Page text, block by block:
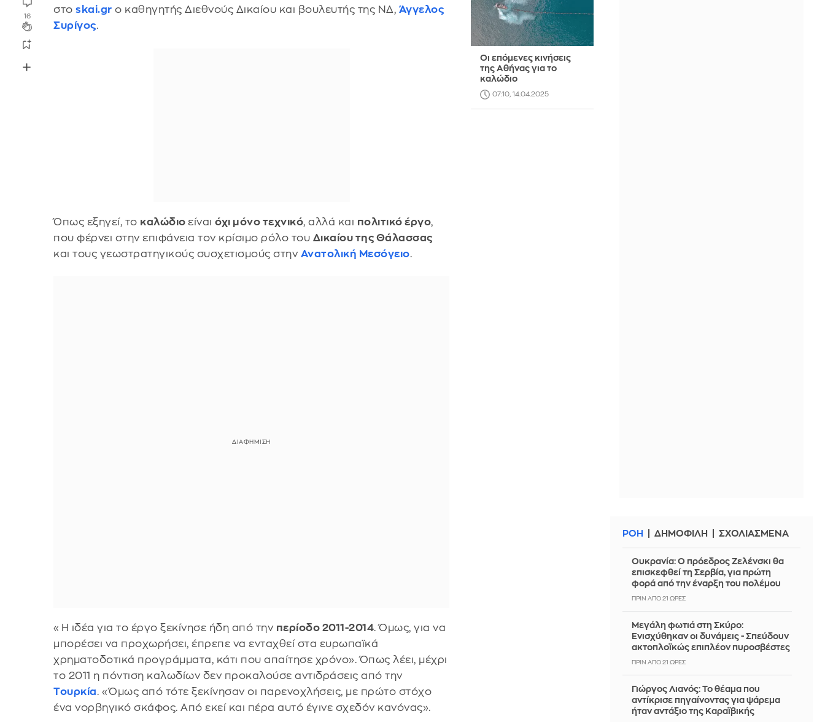
16
στοskai.gr ο καθηγητής Διεθνούς Δικαίου και βουλευτής της ΝΔ, Άγγελος
Συρίγος.
Όπως εξηγεί, το καλώδιοείναιόχι μόνο τεχνικό, αλλά και πολιτικό έργο,
που φέρνει στην επιφάνεια τον κρίσιμο ρόλο του Δικαίου της Θάλασσας
και τους γεωστρατηγικούς συσχετισμούς στην Ανατολική Μεσόγειο.
«Η ιδέα για το έργο ξεκίνησε ήδη από την περίοδο 2011-2014. Όμως, για να
μπορέσει να προχωρήσει, έπρεπε να ενταχθεί στα ευρωπαϊκά
χρηματοδοτικά προγράμματα, κάτι που απαίτησε χρόνο». Όπως λέει, μέχρι
το 2011 η πόντιση καλωδίων δεν προκαλούσε αντιδράσεις από την
Τουρκία. «Όμως από τότε ξεκίνησαν οι παρενοχλήσεις, με πρώτο στόχο
ένα νορβηγικό σκάφος. Από εκεί και πέρα αυτό έγινε σχεδόν κανόνας».
Οι επόμενες κινήσεις
της Αθήνας για το
καλώδιο
07:10, 14.04.2025
ΡΟΗ ΔΗΜΟΦΙΛΗ ΣΧΟΛΙΑΣΜΕΝΑ
Ουκρανία: Ο πρόεδρος Ζελένσκι θα
επισκεφθεί τη Σερβία, για πρώτη
φορά από την έναρξη του πολέμου
ΠΡΙΝ ΑΠΌ 21 ΏΡΕΣ
Μεγάλη φωτιά στη Σκύρο:
Ενισχύθηκαν οι δυνάμεις - Σπεύδουν
ακτοπλοϊκώς επιπλέον πυροσβέστες
ΠΡΙΝ ΑΠΌ 21 ΏΡΕΣ
Γιώργος Λιανός: Το θέαμα που
αντίκρισε πηγαίνοντας για ψάρεμα
ήταν αντάξιο της Καραϊβικής